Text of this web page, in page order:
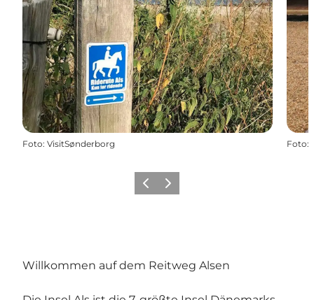
Foto: VisitSønderborg Foto:
ZurückWeiter
Willkommen auf dem Reitweg Alsen